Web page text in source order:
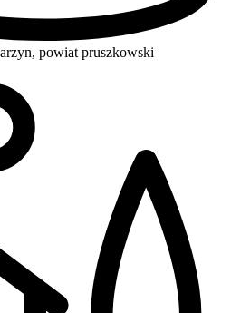
powiat pruszkowski